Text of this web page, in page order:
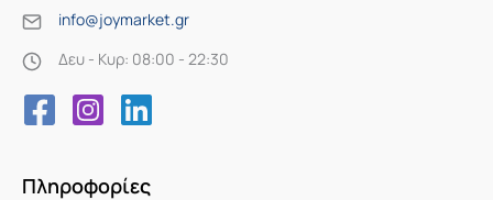
info@joymarket.gr
Δευ - Κυρ: 08:00 - 22:30
Πληροφορίες